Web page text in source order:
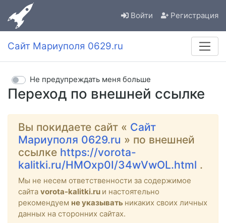
Войти Регистрация
Сайт Мариуполя 0629.ru
Переход по внешней ссылке
Не предупреждать меня больше
Вы покидаете сайт « Сайт
Мариуполя 0629.ru » по внешней
ссылке https://vorota-
kalitki.ru/HMOxp0I/34wVwOL.html .
Мы не несем ответственности за содержимое
сайта vorota-kalitki.ru и настоятельно
рекомендуем не указывать никаких своих личных
данных на сторонних сайтах.